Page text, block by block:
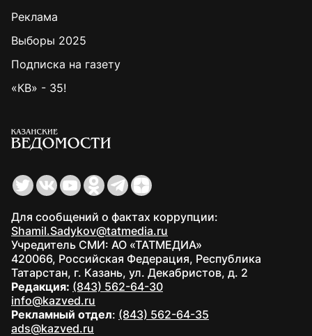
Реклама
Выборы 2025
Подписка на газету
«КВ» - 35!
Для сообщений о фактах коррупции:
Shamil.Sadykov@tatmedia.ru
Учредитель СМИ: АО «ТАТМЕДИА»
420066, Российская Федерация, Республика
Татарстан, г. Казань, ул. Декабристов, д. 2
Редакция: (843) 562-64-30
info@kazved.ru
Рекламный отдел: (843) 562-64-35
ads@kazved.ru